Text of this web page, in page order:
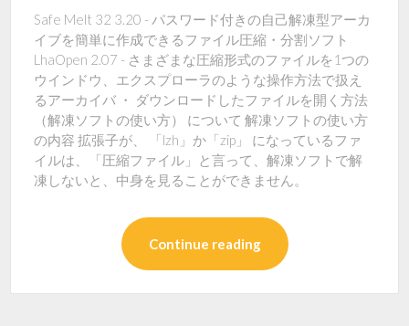
Safe Melt 32 3.20 - パスワード付きの自己解凍型アーカ
イブを簡単に作成できるファイル圧縮・分割ソフト
LhaOpen 2.07 - さまざまな圧縮形式のファイルを1つの
ウインドウ、エクスプローラのような操作方法で扱え
るアーカイバ ・ ダウンロードしたファイルを開く方法
（解凍ソフトの使い方） について 解凍ソフトの使い方
の内容 拡張子が、 「lzh」か「zip」 になっているファ
イルは、「圧縮ファイル」と言って、解凍ソフトで解
凍しないと、中身を見ることができません。
Continue reading